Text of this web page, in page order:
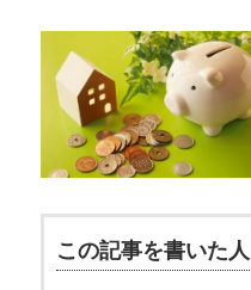
この記事を書いた人